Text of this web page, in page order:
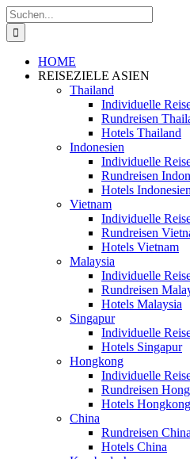
Zum
Inhalt
springen
Suche
nach:
HOME
REISEZIELE ASIEN
Thailand
Individuelle
Rundreisen
Hotels Thailand
Indonesien
Individuelle
Rundreisen
Hotels Indonesien
Vietnam
Individuelle
Rundreisen
Hotels Vietnam
Malaysia
Individuelle
Rundreisen
Hotels Malaysia
Singapur
Individuelle
Hotels Singapur
Hongkong
Individuelle
Rundreisen
Hotels Hongkong
China
Rundreisen China
Hotels China